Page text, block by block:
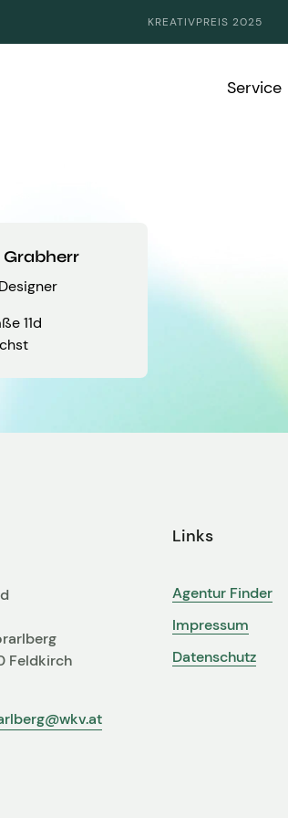
KREATIVPREIS 2025
Service
11d
Feldkirch
Links
Agentur Finder
Impressum
Datenschutz